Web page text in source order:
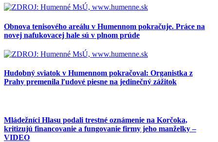
Obnova tenisového areálu v Humennom pokračuje. Práce na
novej nafukovacej hale sú v plnom prúde
Hudobný sviatok v Humennom pokračoval: Organistka z
Prahy premenila ľudové piesne na jedinečný zážitok
Mládežníci Hlasu podali trestné oznámenie na Korčoka,
kritizujú financovanie a fungovanie firmy jeho manželky –
VIDEO